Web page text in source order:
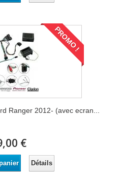
PROMO !
Ranger 2012- (avec ecran...
€
Détails